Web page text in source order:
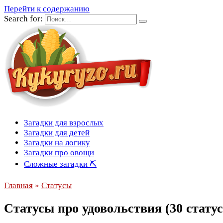
Перейти к содержанию
Search for:
Загадки для взрослых
Загадки для детей
Загадки на логику
Загадки про овощи
Сложные загадки ⛏
Главная » Статусы
Статусы про удовольствия (30